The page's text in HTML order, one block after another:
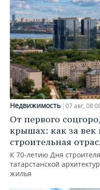
Недвижимость 07 авг,
От первого
крышах: как за век
строительная
К 70-летию Дня
татарстанской
жилья